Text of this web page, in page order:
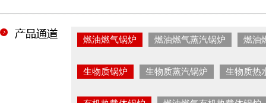
燃油燃气锅炉 燃油燃气蒸汽锅炉 燃油
生物质锅炉 生物质蒸汽锅炉 生物质热